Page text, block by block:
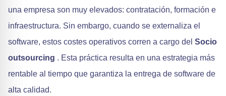
una empresa son muy elevados: contratación, formación e
infraestructura. Sin embargo, cuando se externaliza el
software, estos costes operativos corren a cargo del Socio
outsourcing . Esta práctica resulta en una estrategia más
rentable al tiempo que garantiza la entrega de software de
alta calidad.